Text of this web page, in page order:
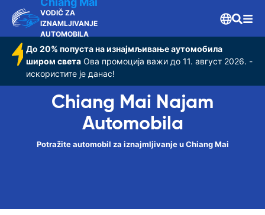
VODIČ ZA
IZNAMLJIVANJE
AUTOMOBILA
До 20% попуста на изнајмљивање аутомобила
широм света Ова промоција важи до 11. август 2026. -
искористите је данас!
Chiang Mai Najam
Automobila
Potražite automobil za iznajmljivanje u Chiang Mai